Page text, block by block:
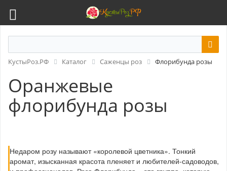
КустыРоз.РФ Каталог Саженцы роз Флорибунда розы
Оранжевые
флорибунда розы
Недаром розу называют «королевой цветника». Тонкий
аромат, изысканная красота пленяет и любителей-садоводов,